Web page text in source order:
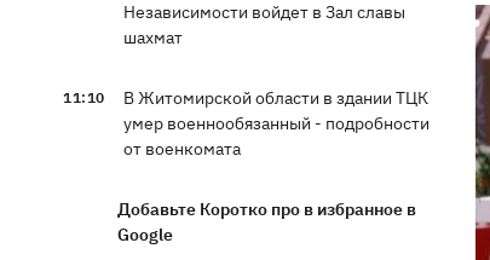
Независимости войдет в Зал славы
шахмат
11:10
В Житомирской области в здании ТЦК
умер военнообязанный - подробности
от военкомата
Добавьте Коротко про в избранное в
Google